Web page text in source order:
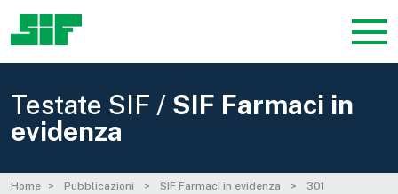
Testate SIF / SIF Farmaci in
evidenza
Home Pubblicazioni SIF Farmaci in evidenza 301